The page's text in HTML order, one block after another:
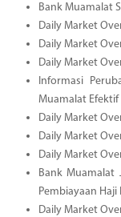
Bank Muamalat
Daily Market
Daily Market
Daily Market
Informasi
Muamalat Efektif
Daily Market
Daily Market
Daily Market
Bank Muamalat
Pembiayaan Haji
Daily Market